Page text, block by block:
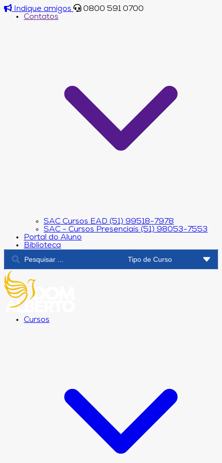
Indique amigos
0800 591 0700
Contatos
SAC Cursos EAD (51) 99518-7978
SAC - Cursos Presenciais (51) 98053-7553
Portal do Aluno
Biblioteca
Cursos